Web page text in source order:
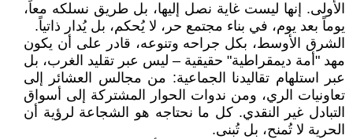
الأولى. إنها ليست غاية نصل إليها، بل طريق نسلكه معاً،
يوماً بعد يوم، في بناء مجتمع حر، لا يُحكم، بل يُدار ذاتياً.
الشرق الأوسط، بكل جراحه وتنوعه، قادر على أن يكون
مهد "أمة ديمقراطية" حقيقية – ليس عبر تقليد الغرب، بل
عبر استلهام تقاليدنا الجماعية: من مجالس العشائر إلى
تعاونيات الري، ومن ندوات الحوار المشتركة إلى أسواق
التبادل غير النقدي. كل ما نحتاجه هو الشجاعة لرؤية أن
الحرية لا تُمنح، بل تُبنى.